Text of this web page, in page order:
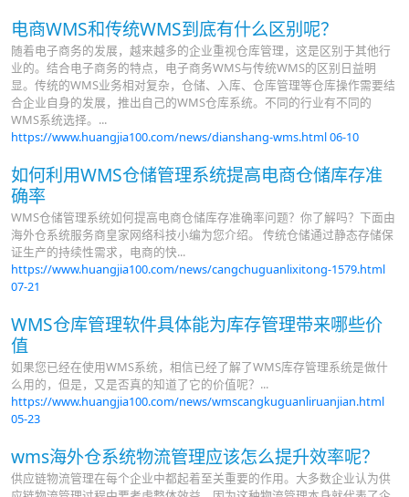
电商WMS和传统WMS到底有什么区别呢？
随着电子商务的发展，越来越多的企业重视仓库管理，这是区别于其他行
业的。结合电子商务的特点，电子商务WMS与传统WMS的区别日益明
显。传统的WMS业务相对复杂，仓储、入库、仓库管理等仓库操作需要结
合企业自身的发展，推出自己的WMS仓库系统。不同的行业有不同的
WMS系统选择。...
https://www.huangjia100.com/news/dianshang-wms.html06-10
如何利用WMS仓储管理系统提高电商仓储库存准
确率
WMS仓储管理系统如何提高电商仓储库存准确率问题？你了解吗？下面由
海外仓系统服务商皇家网络科技小编为您介绍。 传统仓储通过静态存储保
证生产的持续性需求，电商的快...
https://www.huangjia100.com/news/cangchuguanlixitong-1579.html
07-21
WMS仓库管理软件具体能为库存管理带来哪些价
值
如果您已经在使用WMS系统，相信已经了解了WMS库存管理系统是做什
么用的，但是，又是否真的知道了它的价值呢？...
https://www.huangjia100.com/news/wmscangkuguanliruanjian.html
05-23
wms海外仓系统物流管理应该怎么提升效率呢？
供应链物流管理在每个企业中都起着至关重要的作用。大多数企业认为供